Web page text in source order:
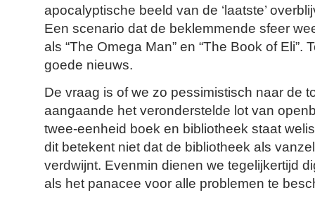
apocalyptische beeld van de ‘laatste’
Een scenario dat de beklemmende sfeer
als “The Omega Man” en “The Book of Eli”.
goede nieuws.
De vraag is of we zo pessimistisch naar de
aangaande het veronderstelde lot van
twee-eenheid boek en bibliotheek staat
dit betekent niet dat de bibliotheek als
verdwijnt. Evenmin dienen we tegelijkertijd
als het panacee voor alle problemen te